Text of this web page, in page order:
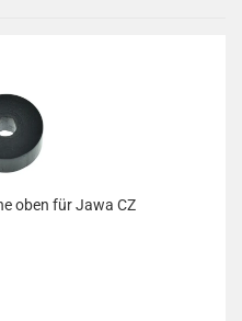
oben für Jawa CZ